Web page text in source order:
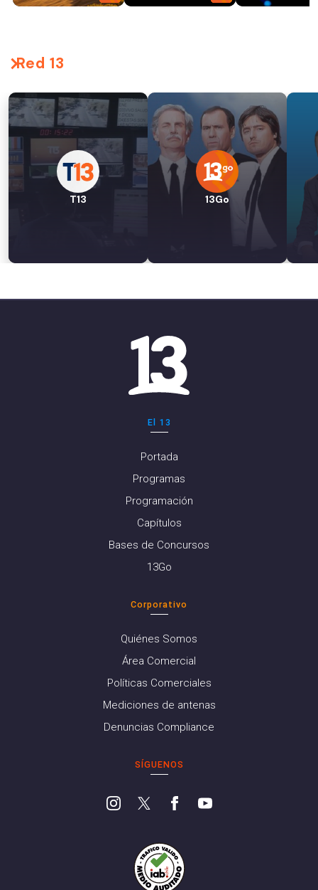
Red 13
T13 13Go
El 13
Portada
Programas
Programación
Capítulos
Bases de Concursos
13Go
Corporativo
Quiénes Somos
Área Comercial
Políticas Comerciales
Mediciones de antenas
Denuncias Compliance
SÍGUENOS